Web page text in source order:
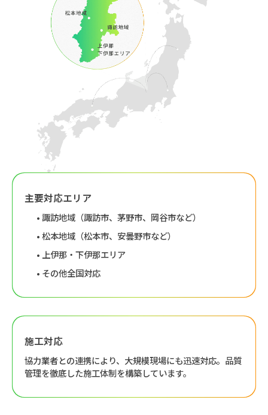
主要対応エリア
• 諏訪地域（諏訪市、茅野市、岡谷市など）
• 松本地域（松本市、安曇野市など）
• 上伊那・下伊那エリア
• その他全国対応
施工対応
協力業者との連携により、大規模現場にも迅速対応。品質
管理を徹底した施工体制を構築しています。